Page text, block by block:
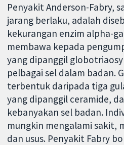
Penyakit Anderson-Fabry,
jarang berlaku, adalah
kekurangan enzim alpha-
membawa kepada
yang dipanggil
pelbagai sel dalam badan.
terbentuk daripada tiga
yang dipanggil ceramide,
kebanyakan sel badan.
mungkin mengalami sakit,
dan usus. Penyakit Fabry